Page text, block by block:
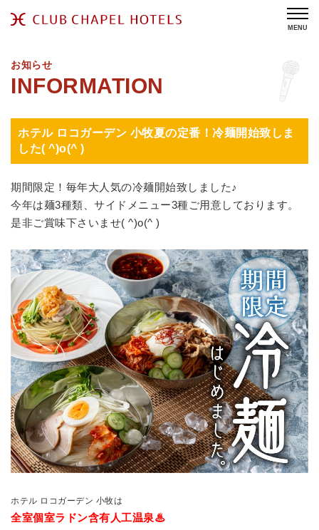
MENU
お知らせ
ホテル ロコガーデン 小牧夏の定番！冷麺開始致しま
した( ^)o(^ )
期間限定！毎年大人気の冷麺開始致しました♪
今年は麺3種類、サイドメニュー3種ご用意しております。
是非ご賞味下さいませ( ^)o(^ )
ホテル ロコガーデン 小牧は
全室個室ラドン含有人工温泉♨